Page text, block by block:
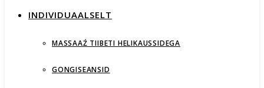
INDIVIDUAALSELT
MASSAAŹ TIIBETI HELIKAUSSIDEGA
GONGISEANSID